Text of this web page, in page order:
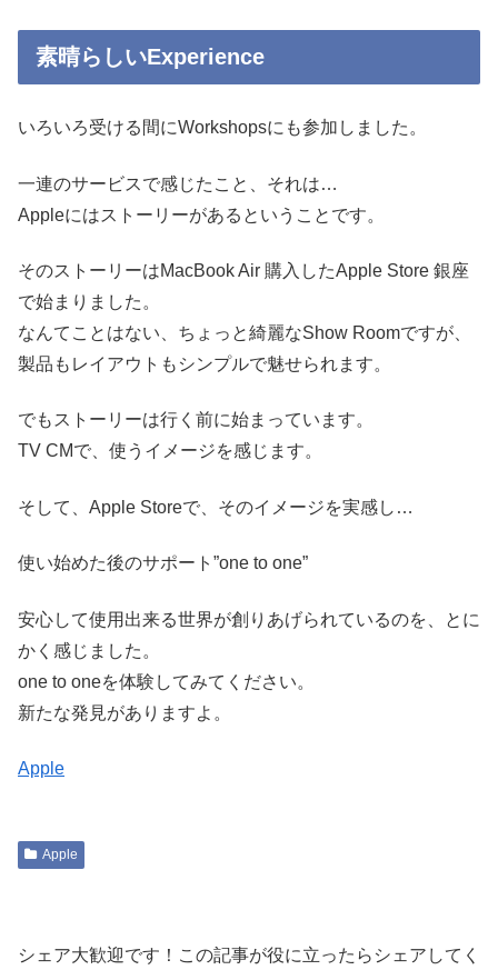
素晴らしいExperience
いろいろ受ける間にWorkshopsにも参加しました。
一連のサービスで感じたこと、それは…
Appleにはストーリーがあるということです。
そのストーリーはMacBook Air 購入したApple Store 銀座
で始まりました。
なんてことはない、ちょっと綺麗なShow Roomですが、
製品もレイアウトもシンプルで魅せられます。
でもストーリーは行く前に始まっています。
TV CMで、使うイメージを感じます。
そして、Apple Storeで、そのイメージを実感し…
使い始めた後のサポート”one to one”
安心して使用出来る世界が創りあげられているのを、とに
かく感じました。
one to oneを体験してみてください。
新たな発見がありますよ。
Apple
Apple
シェア大歓迎です！この記事が役に立ったらシェアしてく